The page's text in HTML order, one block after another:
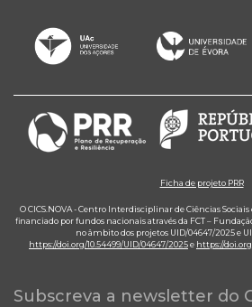
Ficha de projeto PRR
O CICS.NOVA - Centro Interdisciplinar de Ciências
financiado por fundos nacionais através da FCT – Fundação
no âmbito dos projetos UID/04647/2025 e
https://doi.org/10.54499/UID/04647/2025e https://
Subscreva a newsletter do